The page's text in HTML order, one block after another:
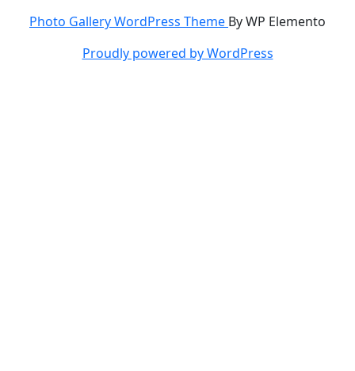
Photo Gallery WordPress Theme By WP Elemento
Proudly powered by WordPress